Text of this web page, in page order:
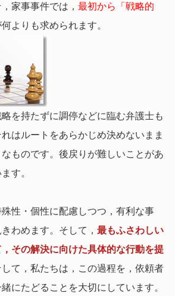
家事事件では，最初から「戦略的
何よりも求められます。
を持たずに調停などに臨む弁護士も
はルートをあらかじめ決めないまま
ものです。後戻りが難しいことがあ
す。
性・個性に配慮しつつ，有利な事
わめます。そして，最もふさわしい
その解決に向けた具体的な行動を提
して，私たちは，この過程を，依頼者
にたどることを大切にしています。